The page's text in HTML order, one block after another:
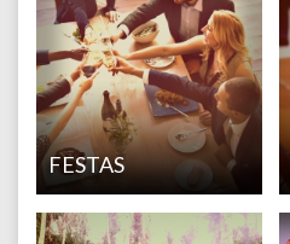
FESTAS